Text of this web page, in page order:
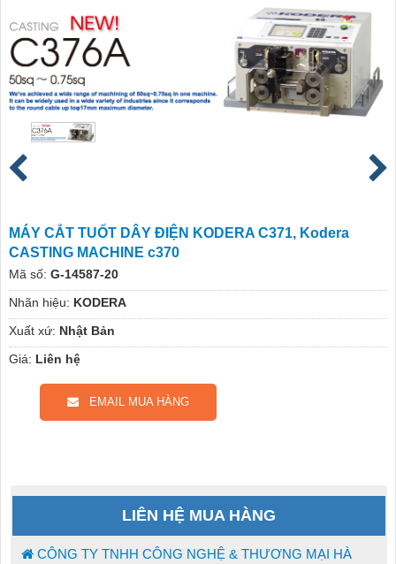
MÁY CẮT TUỐT DÂY ĐIỆN KODERA C371, Kodera
CASTING MACHINE c370
Mã số: G-14587-20
Nhãn hiệu: KODERA
Xuất xứ: Nhật Bản
Giá: Liên hệ
EMAIL MUA HÀNG
LIÊN HỆ MUA HÀNG
CÔNG TY TNHH CÔNG NGHỆ & THƯƠNG MẠI HÀ